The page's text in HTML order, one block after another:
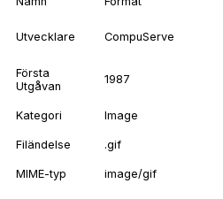
Utvecklare CompuServe
Första
Utgåvan
1987
Kategori Image
Filändelse .gif
MIME-typ image/gif